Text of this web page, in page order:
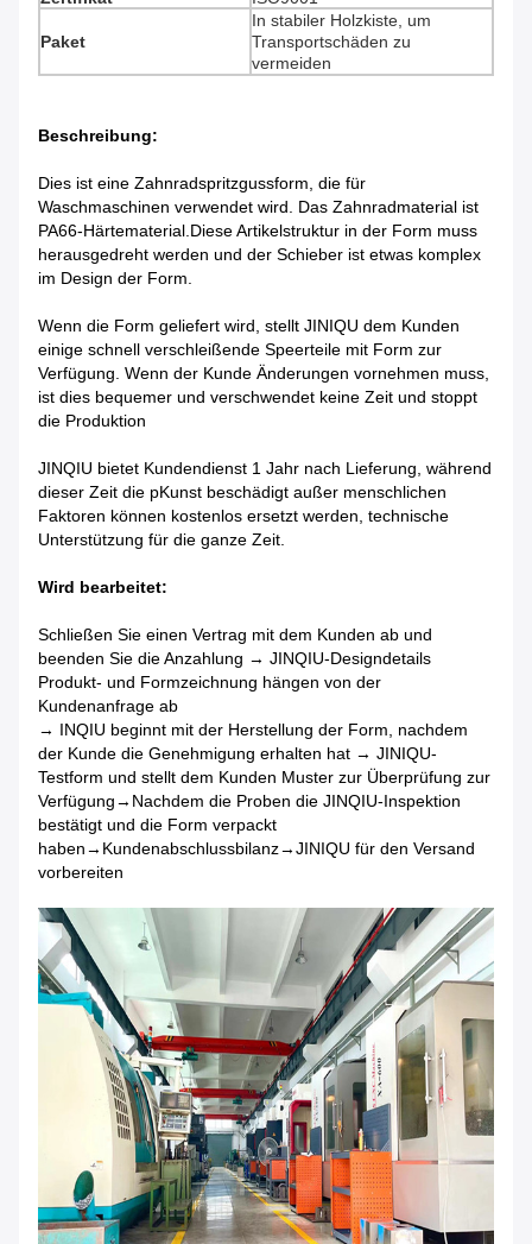
Paket
In stabiler Holzkiste, um
Transportschäden zu
vermeiden
Beschreibung:
Dies ist eine Zahnradspritzgussform, die für
Waschmaschinen verwendet wird. Das Zahnradmaterial ist
PA66-Härtematerial.Diese Artikelstruktur in der Form muss
herausgedreht werden und der Schieber ist etwas komplex
im Design der Form.
Wenn die Form geliefert wird, stellt JINIQU dem Kunden
einige schnell verschleißende Speerteile mit Form zur
Verfügung. Wenn der Kunde Änderungen vornehmen muss,
ist dies bequemer und verschwendet keine Zeit und stoppt
die Produktion
JINQIU bietet Kundendienst 1 Jahr nach Lieferung, während
dieser Zeit die pKunst beschädigt außer menschlichen
Faktoren können kostenlos ersetzt werden, technische
Unterstützung für die ganze Zeit.
Wird bearbeitet:
Schließen Sie einen Vertrag mit dem Kunden ab und
beenden Sie die Anzahlung → JINQIU-Designdetails
Produkt- und Formzeichnung hängen von der
Kundenanfrage ab
→ INQIU beginnt mit der Herstellung der Form, nachdem
der Kunde die Genehmigung erhalten hat → JINIQU-
Testform und stellt dem Kunden Muster zur Überprüfung zur
Verfügung→Nachdem die Proben die JINQIU-Inspektion
bestätigt und die Form verpackt
haben→Kundenabschlussbilanz→JINIQU für den Versand
vorbereiten